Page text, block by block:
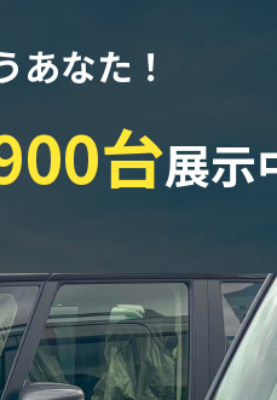
あなた！
台展示